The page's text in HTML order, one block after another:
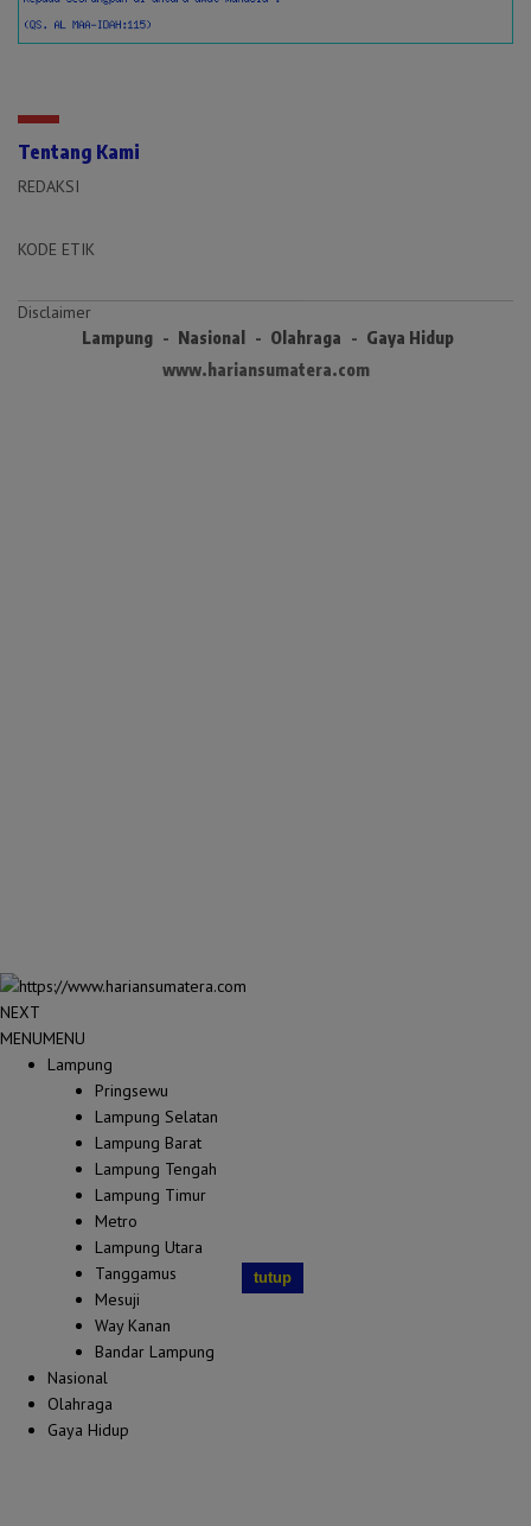
Tentang Kami
REDAKSI
KODE ETIK
Disclaimer
Lampung Nasional Olahraga
Gaya Hidup
www.hariansumatera.com
tutup
NEXT
MENUMENU
Lampung
Pringsewu
Lampung Selatan
Lampung Barat
Lampung Tengah
Lampung Timur
Metro
Lampung Utara
Tanggamus
Mesuji
Way Kanan
Bandar Lampung
Nasional
Olahraga
Gaya Hidup